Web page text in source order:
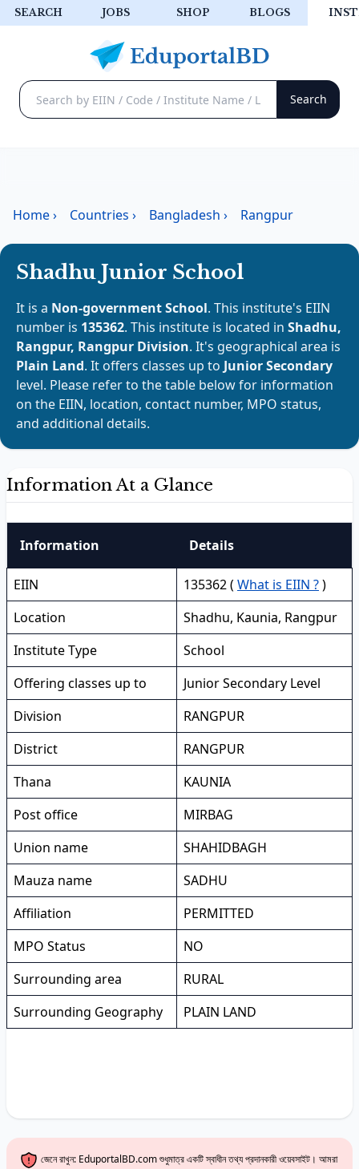
SEARCH JOBS SHOP BLOGS
Home› Countries › Bangladesh › Rangpur
Shadhu Junior School
It is a Non-government School. This institute's EIIN
number is 135362. This institute is located in Shadhu,
Rangpur, Rangpur Division. It's geographical area is
Plain Land. It offers classes up to Junior Secondary
level. Please refer to the table below for information
on the EIIN, location, contact number, MPO status,
and additional details.
Information At a Glance
Information Details
EIIN 135362 ( What is EIIN ?)
Location
Shadhu, Kaunia, Rangpur
Institute Type
School
Offering classes up to
Junior Secondary Level
Division
RANGPUR
District
RANGPUR
Thana
KAUNIA
Post office
MIRBAG
Union name
SHAHIDBAGH
Mauza name
SADHU
Affiliation
PERMITTED
MPO Status
NO
Surrounding area
RURAL
Surrounding Geography
PLAIN LAND
জেনে রাখুন: EduportalBD.com শুধুমাত্র একটি স্বাধীন তথ্য প্রদানকারী ওয়েবসাইট। আমরা